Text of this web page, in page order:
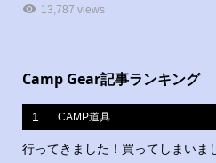
13,787 views
Camp Gear記事ランキング
1 CAMP道具
行ってきました！買ってしまいま